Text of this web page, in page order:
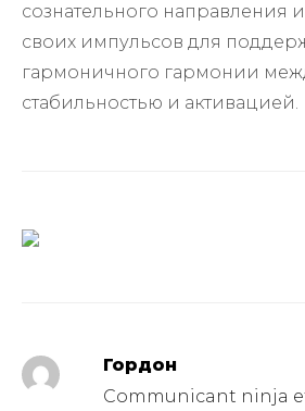
сознательного направления
своих импульсов для
гармоничного гармонии
стабильностью и активацией.
Гордон
Communicant ninja